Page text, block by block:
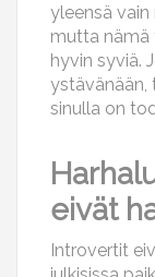
yleensä
mutta nämä
hyvin syviä.
ystävänään,
sinulla on
eivät
Introvertit